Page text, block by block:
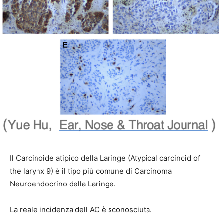
Il Carcinoide atipico della Laringe (Atypical carcinoid of
the larynx 9) è il tipo più comune di Carcinoma
Neuroendocrino della Laringe.
La reale incidenza dell AC è sconosciuta.